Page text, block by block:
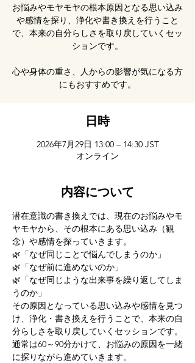
お悩みやモヤモヤの根本原因となる思い込み
や感情を探り、浄化や書き換えを行うこと
で、本来の自分らしさを取り戻していくセッ
ションです。
心や身体の重さ、人からの影響が気になる方
にもおすすめです。
日時
2026年7月29日 13:00 – 14:30 JST
オンライン
内容について
潜在意識の書き換えでは、現在のお悩みやモ
ヤモヤから、その根本にある思い込み（観
念）や感情を探っていきます。
🌿「なぜ同じことで悩んでしまうのか」
🌿「なぜ前に進めないのか」
🌿「なぜ同じような出来事を繰り返してしま
うのか」
その原因となっている思い込みや感情を見つ
け、浄化・書き換えを行うことで、本来の自
分らしさを取り戻していくセッションです。
通常は60～90分かけて、お悩みの原因を一緒
に探りながら進めていきます。